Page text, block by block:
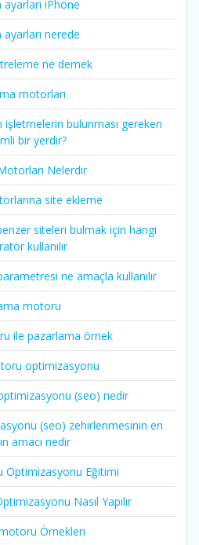
iPhone
nerede
ne demek
motorları
bulunması gereken
bir yerdir?
Nelerdir
site ekleme
siteleri bulmak için hangi
kullanılır
ne amaçla kullanılır
motoru
ile pazarlama örnek
optimizasyonu
(seo) nedir
(seo) zehirlenmesinin en
amacı nedir
Optimizasyonu Eğitimi
Nasıl Yapılır
Örnekleri